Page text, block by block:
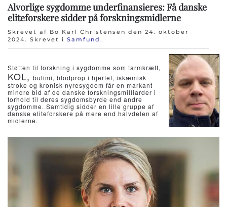
Alvorlige sygdomme underfinansieres: Få danske
eliteforskere sidder på forskningsmidlerne
Skrevet af Bo Karl Christensen den 24. oktober
2024. Skrevet i Samfund .
Støtten til forskning i sygdomme som tarmkræft,
KOL, bulimi, blodprop i hjertet, iskæmisk
stroke og kronisk nyresygdom får en markant
mindre bid af de danske forskningsmilliarder i
forhold til deres sygdomsbyrde end andre
sygdomme. Samtidig sidder en lille gruppe af
danske eliteforskere på mere end halvdelen af
midlerne.